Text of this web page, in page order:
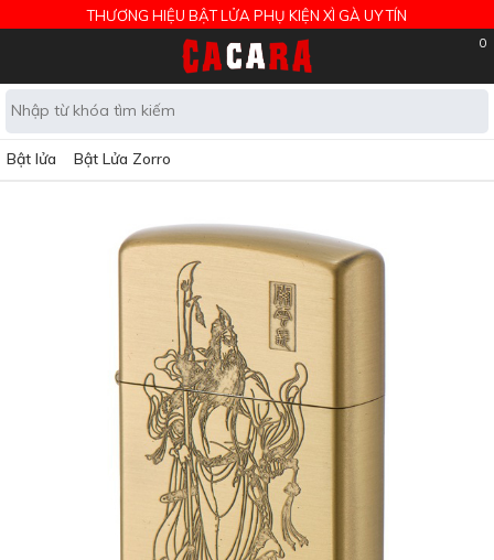
THƯƠNG HIỆU BẬT LỬA PHỤ KIỆN XÌ GÀ UY TÍN
0
Bật lửa Bật Lửa Zorro